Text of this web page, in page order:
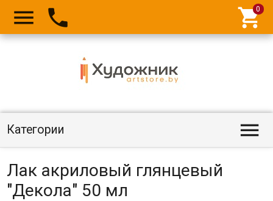
  
Категории 
Лак акриловый глянцевый
"Декола" 50 мл